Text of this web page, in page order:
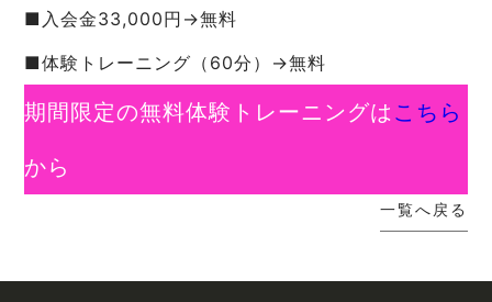
■入会金33,000円→無料
■体験トレーニング（60分）→無料
期間限定の無料体験トレーニングは こちら
から
一覧へ戻る